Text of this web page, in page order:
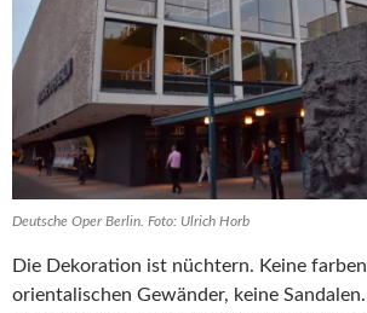
Deutsche Oper Berlin. Foto: Ulrich Horb
Die Dekoration ist nüchtern. Keine
orientalischen Gewänder, keine